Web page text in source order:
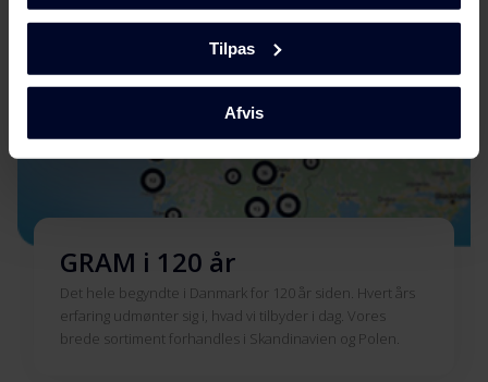
Tilpas
Afvis
GRAM i 120 år
Det hele begyndte i Danmark for 120 år siden. Hvert års
erfaring udmønter sig i, hvad vi tilbyder i dag. Vores
brede sortiment forhandles i Skandinavien og Polen.